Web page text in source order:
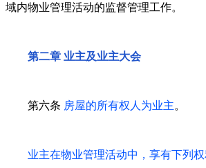
域内物业管理活动的监督管理工作。
第二章 业主及业主大会
第六条 房屋的所有权人为业主。
业主在物业管理活动中，享有下列权